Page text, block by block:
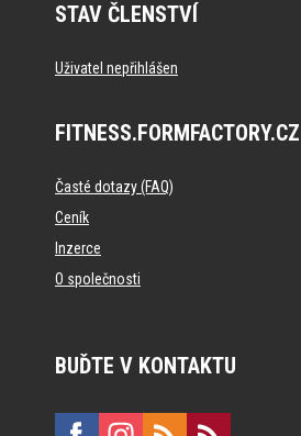
STAV ČLENSTVÍ
Uživatel nepřihlášen
FITNESS.FORMFACTORY.CZ
Časté dotazy (FAQ)
Ceník
Inzerce
O společnosti
BUĎTE V KONTAKTU